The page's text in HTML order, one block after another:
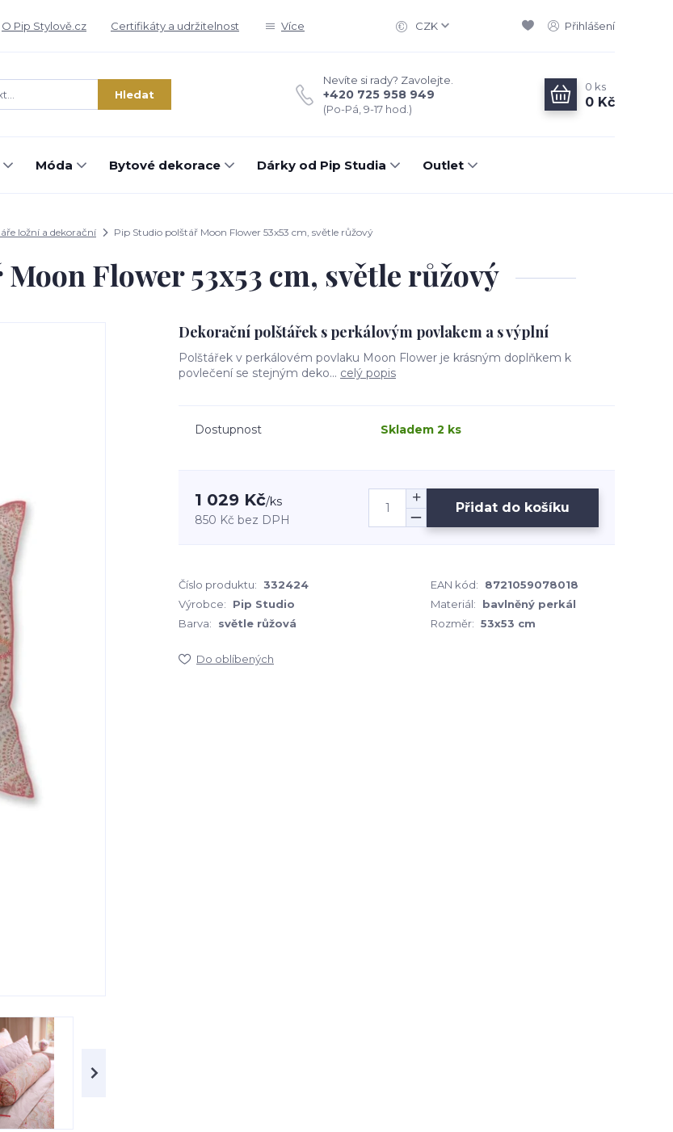
O Pip Stylově.cz Certifikáty a udržitelnost Více CZK Přihlášení
Hledat
Nevíte si rady? Zavolejte.
+420 725 958 949
(Po-Pá, 9-17 hod.)
0 ks
0 Kč
Móda Bytové dekorace Dárky od Pip Studia Outlet
ložní a dekorační Pip Studio polštář Moon Flower 53x53 cm, světle růžový
Flower 53x53 cm, světle růžový
Dekorační polštářek s perkálovým povlakem a s výplní
Polštářek v perkálovém povlaku Moon Flower je krásným doplňkem k
povlečení se stejným deko... celý popis
Dostupnost Skladem 2 ks
1 029 Kč/ks
850 Kč bez DPH
Přidat do košíku
Číslo produktu: 332424 EAN kód:
8721059078018
Výrobce:
Pip Studio Materiál:
bavlněný perkál
Barva:
světle růžová Rozměr: 53x53 cm
Do oblíbených